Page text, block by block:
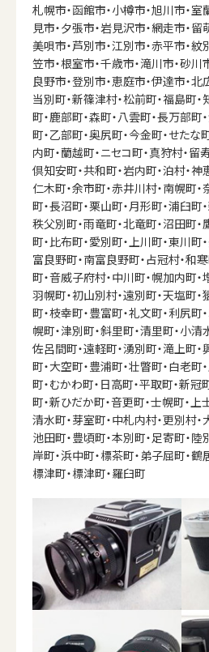
札幌市・函館市・小樽市・旭川市・室
見市・夕張市・岩見沢市・網走市・留
美唄市・芦別市・江別市・赤平市・紋
笠市・根室市・千歳市・滝川市・砂川
良野市・登別市・恵庭市・伊達市・北
当別町・新篠津村・松前町・福島町
町・鹿部町・森町・八雲町・長万部町
町・乙部町・奥尻町・今金町・せたな
内町・蘭越町・ニセコ町・真狩村・留
倶知安町・共和町・岩内町・泊村・神
仁木町・余市町・赤井川村・南幌町
町・長沼町・栗山町・月形町・浦臼町
秩父別町・雨竜町・北竜町・沼田町
町・比布町・愛別町・上川町・東川町
富良野町・南富良野町・占冠村・和
町・音威子府村・中川町・幌加内町・
羽幌町・初山別村・遠別町・天塩町
町・枝幸町・豊富町・礼文町・利尻町
幌町・津別町・斜里町・清里町・小清
佐呂間町・遠軽町・湧別町・滝上町
町・大空町・豊浦町・壮瞥町・白老町
町・むかわ町・日高町・平取町・新冠
町・新ひだか町・音更町・士幌町・上
清水町・芽室町・中札内村・更別村・
池田町・豊頃町・本別町・足寄町・陸
岸町・浜中町・標茶町・弟子屈町・鶴
標津町・標津町・羅臼町